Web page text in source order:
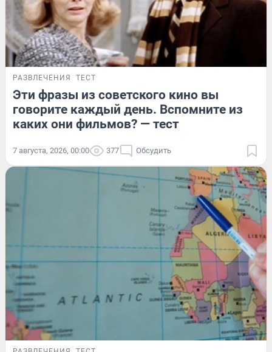
РАЗВЛЕЧЕНИЯ ТЕСТ
Эти фразы из советского кино вы
говорите каждый день. Вспомните из
каких они фильмов? — тест
7 августа, 2026, 00:00 377 Обсудить